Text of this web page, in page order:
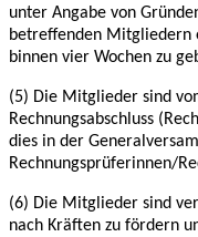
unter Angabe von
betreffenden Mitgliedern
binnen vier Wochen zu
(5) Die Mitglieder sind
Rechnungsabschluss
dies in der
Rechnungsprüferinnen/
(6) Die Mitglieder sind
nach Kräften zu fördern